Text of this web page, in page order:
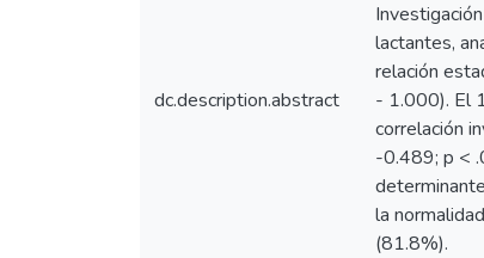
dc.description.abstract
lactantes,
relación
- 1.000). El
correlación
-0.489; p <
la
(81.8%).